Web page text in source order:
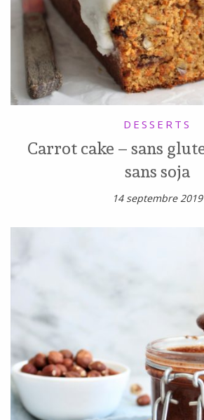
DESSERTS
Carrot cake – sans
sans soja
14 septembre 2019